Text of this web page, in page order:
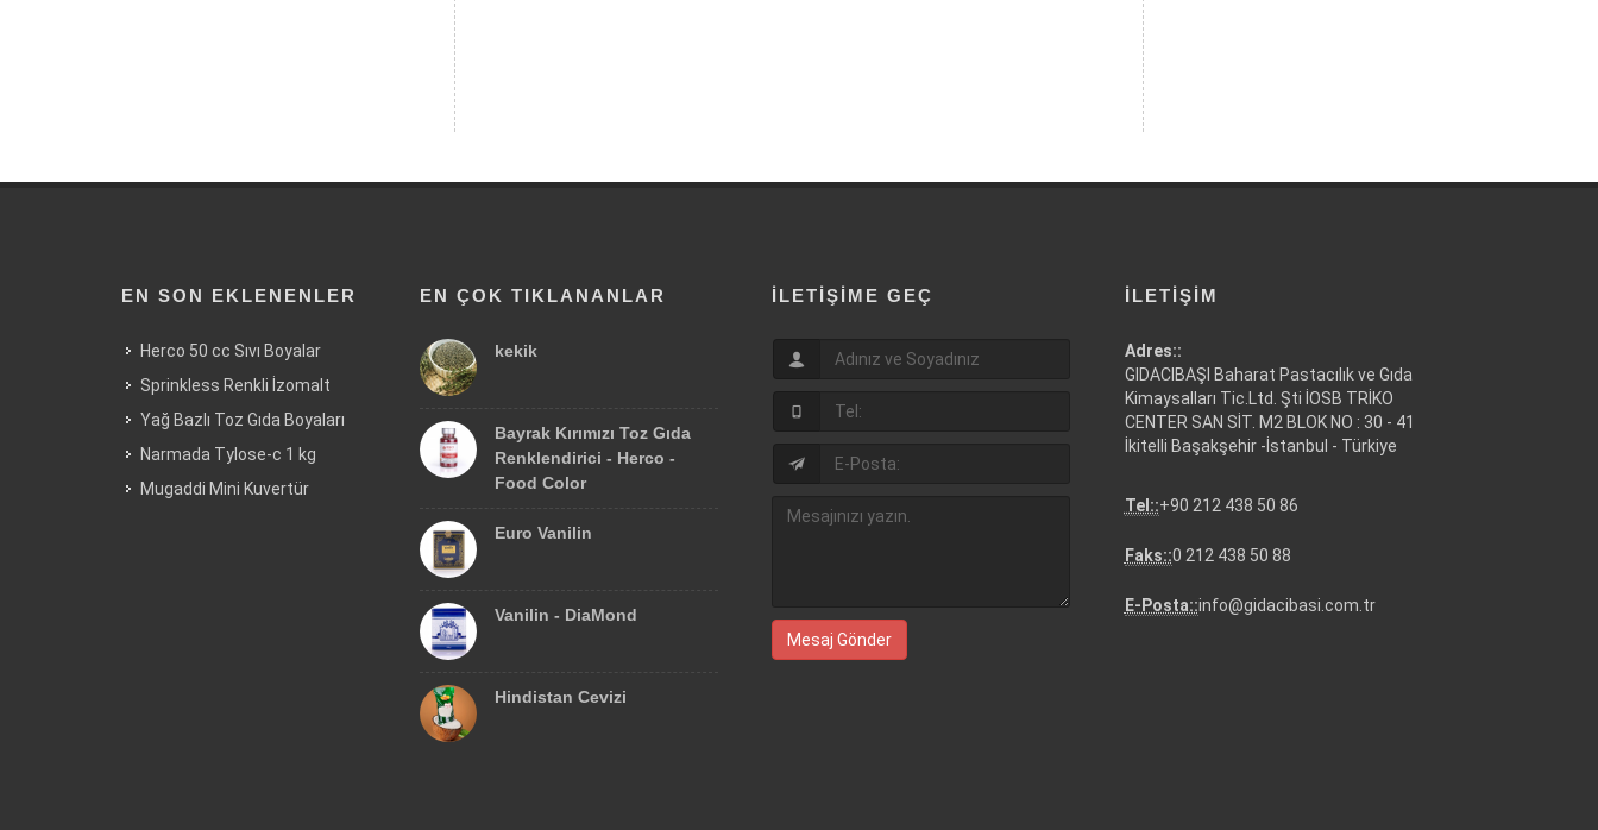
EN SON EKLENENLER
Herco 50 cc Sıvı Boyalar
Sprinkless Renkli İzomalt
Yağ Bazlı Toz Gıda Boyaları
Narmada Tylose-c 1 kg
Mugaddi Mini Kuvertür
EN ÇOK TIKLANANLAR
kekik
Bayrak Kırımızı Toz Gıda
Renklendirici - Herco -
Food Color
Euro Vanilin
Vanilin - DiaMond
Hindistan Cevizi
İLETIŞIME GEÇ
Mesaj Gönder
İLETIŞIM
Adres::
GIDACIBAŞI Baharat Pastacılık ve Gıda
Kimaysalları Tic.Ltd. Şti İOSB TRİKO
CENTER SAN SİT. M2 BLOK NO : 30 - 41
İkitelli Başakşehir -İstanbul - Türkiye
Tel::+90 212 438 50 86
Faks::0 212 438 50 88
E-Posta::info@gidacibasi.com.tr